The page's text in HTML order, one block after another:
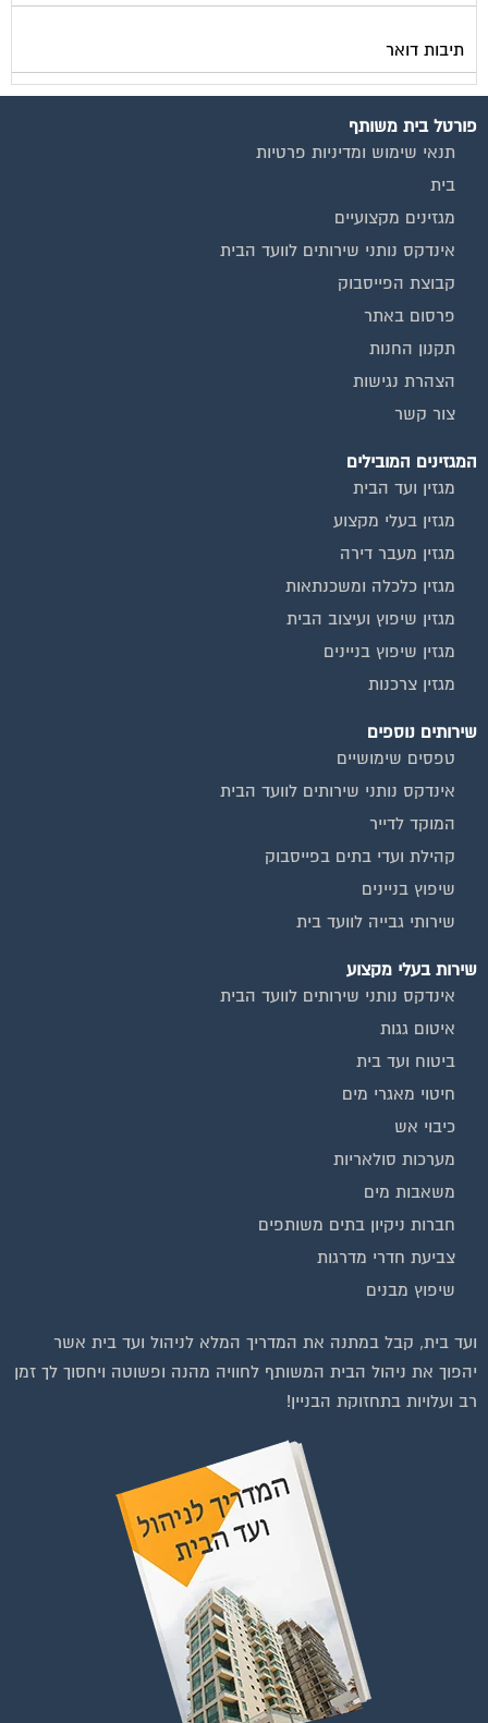
תיבות דואר
פורטל בית משותף
תנאי שימוש ומדיניות פרטיות
בית
מגזינים מקצועיים
אינדקס נותני שירותים לוועד הבית
קבוצת הפייסבוק
פרסום באתר
תקנון החנות
הצהרת נגישות
צור קשר
המגזינים המובילים
מגזין ועד הבית
מגזין בעלי מקצוע
מגזין מעבר דירה
מגזין כלכלה ומשכנתאות
מגזין שיפוץ ועיצוב הבית
מגזין שיפוץ בניינים
מגזין צרכנות
שירותים נוספים
טפסים שימושיים
אינדקס נותני שירותים לוועד הבית
המוקד לדייר
קהילת ועדי בתים בפייסבוק
שיפוץ בניינים
שירותי גבייה לוועד בית
שירות בעלי מקצוע
אינדקס נותני שירותים לוועד הבית
איטום גגות
ביטוח ועד בית
חיטוי מאגרי מים
כיבוי אש
מערכות סולאריות
משאבות מים
חברות ניקיון בתים משותפים
צביעת חדרי מדרגות
שיפוץ מבנים
ועד בית, קבל במתנה את המדריך המלא לניהול ועד בית אשר
יהפוך את ניהול הבית המשותף לחוויה מהנה ופשוטה ויחסוך לך זמן
רב ועלויות בתחזוקת הבניין!
להצטרפות לחצו על התמונה או על הכפתור ושלחו בקשת הצטרפות בדף
הקבוצה
לחץ למעבר לקבוצה